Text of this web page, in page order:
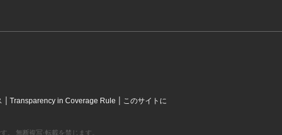
| Transparency in Coverage Rule | このサイトに
。 無断複写·転載を禁じます。